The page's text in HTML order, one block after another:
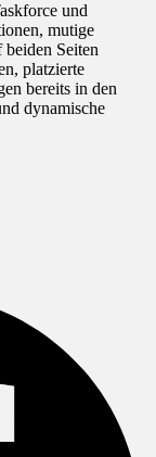
und
mutige
Seiten
platzierte
bereits in den
dynamische